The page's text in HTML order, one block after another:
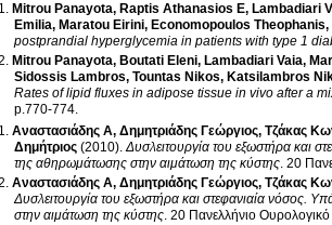
Mitrou Panayota, Raptis Athanasios E, Lambadiari
Emilia, Maratou Eirini, Economopoulos Theophanis,
postprandial hyperglycemia in patients with type 1
Mitrou Panayota, Boutati Eleni, Lambadiari Vaia,
Sidossis Lambros, Tountas Nikos, Katsilambros
Rates of lipid fluxes in adipose tissue in vivo after a
p.770-774.
Αναστασιάδης Α, Δημητριάδης Γεώργιος, Τζάκας
Δημήτριος (2010).Δυσλειτουργία του εξωστήρα και
της αθηρωμάτωσης στην αιμάτωση της κύστης. 20
Αναστασιάδης Α, Δημητριάδης Γεώργιος, Τζάκας
Δυσλειτουργία του εξωστήρα και στεφανιαία νόσος.
στην αιμάτωση της κύστης. 20 Πανελλήνιο Ουρολογικό